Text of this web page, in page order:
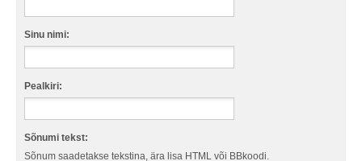
Sinu nimi:
Pealkiri:
Sõnumi tekst:
Sõnum saadetakse tekstina, ära lisa HTML või BBkoodi.